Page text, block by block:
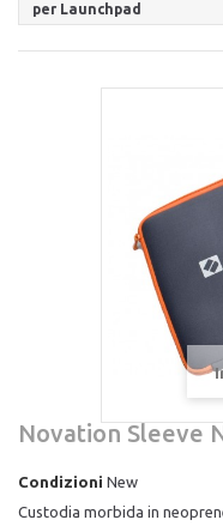
per Launchpad
Novation Sleeve
Condizioni New
Custodia morbida in